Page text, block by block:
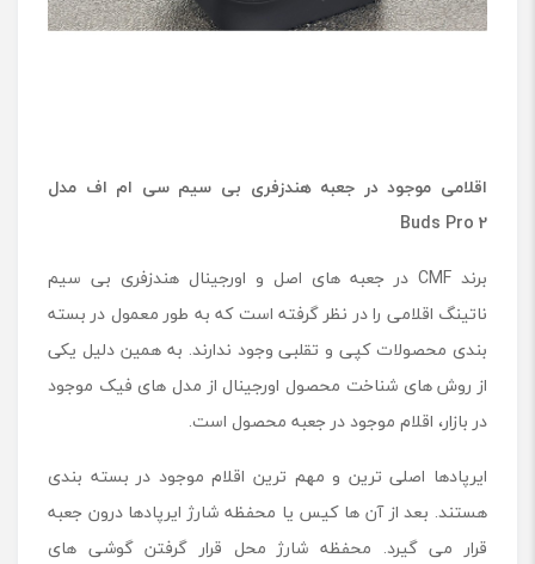
اقلامی موجود در جعبه هندزفری بی سیم سی ام اف مدل
Buds Pro 2
برند CMF در جعبه های اصل و اورجینال هندزفری بی سیم
ناتینگ اقلامی را در نظر گرفته است که به طور معمول در بسته
بندی محصولات کپی و تقلبی وجود ندارند. به همین دلیل یکی
از روش های شناخت محصول اورجینال از مدل های فیک موجود
در بازار، اقلام موجود در جعبه محصول است.
ایرپادها اصلی ترین و مهم ترین اقلام موجود در بسته بندی
هستند. بعد از آن ها کیس یا محفظه شارژ ایرپادها درون جعبه
قرار می گیرد. محفظه شارژ محل قرار گرفتن گوشی های